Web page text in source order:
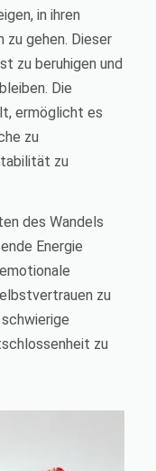
in ihren
zu gehen. Dieser
zu beruhigen und
Die
ermöglicht es
zu
zu
des Wandels
Energie
zu
zu